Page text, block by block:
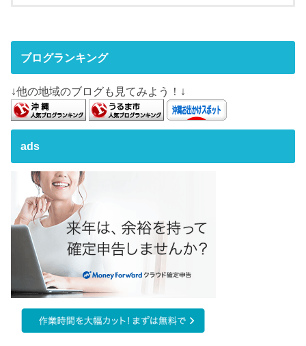
ブログランキング
↓他の地域のブログも見てみよう！↓
ads